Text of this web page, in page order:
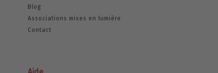
Blog
Associations mises en lumière
Contact